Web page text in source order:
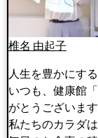
椎名 由起子
人生を豊かにす
いつも、健康館
がとうございます
私たちのカラダ